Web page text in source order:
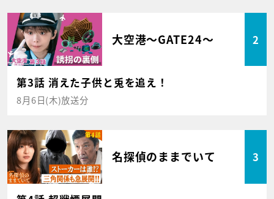
大空港～GATE24～ 2
第3話 消えた子供と兎を追え！
8月6日(木)放送分
名探偵のままでいて 3